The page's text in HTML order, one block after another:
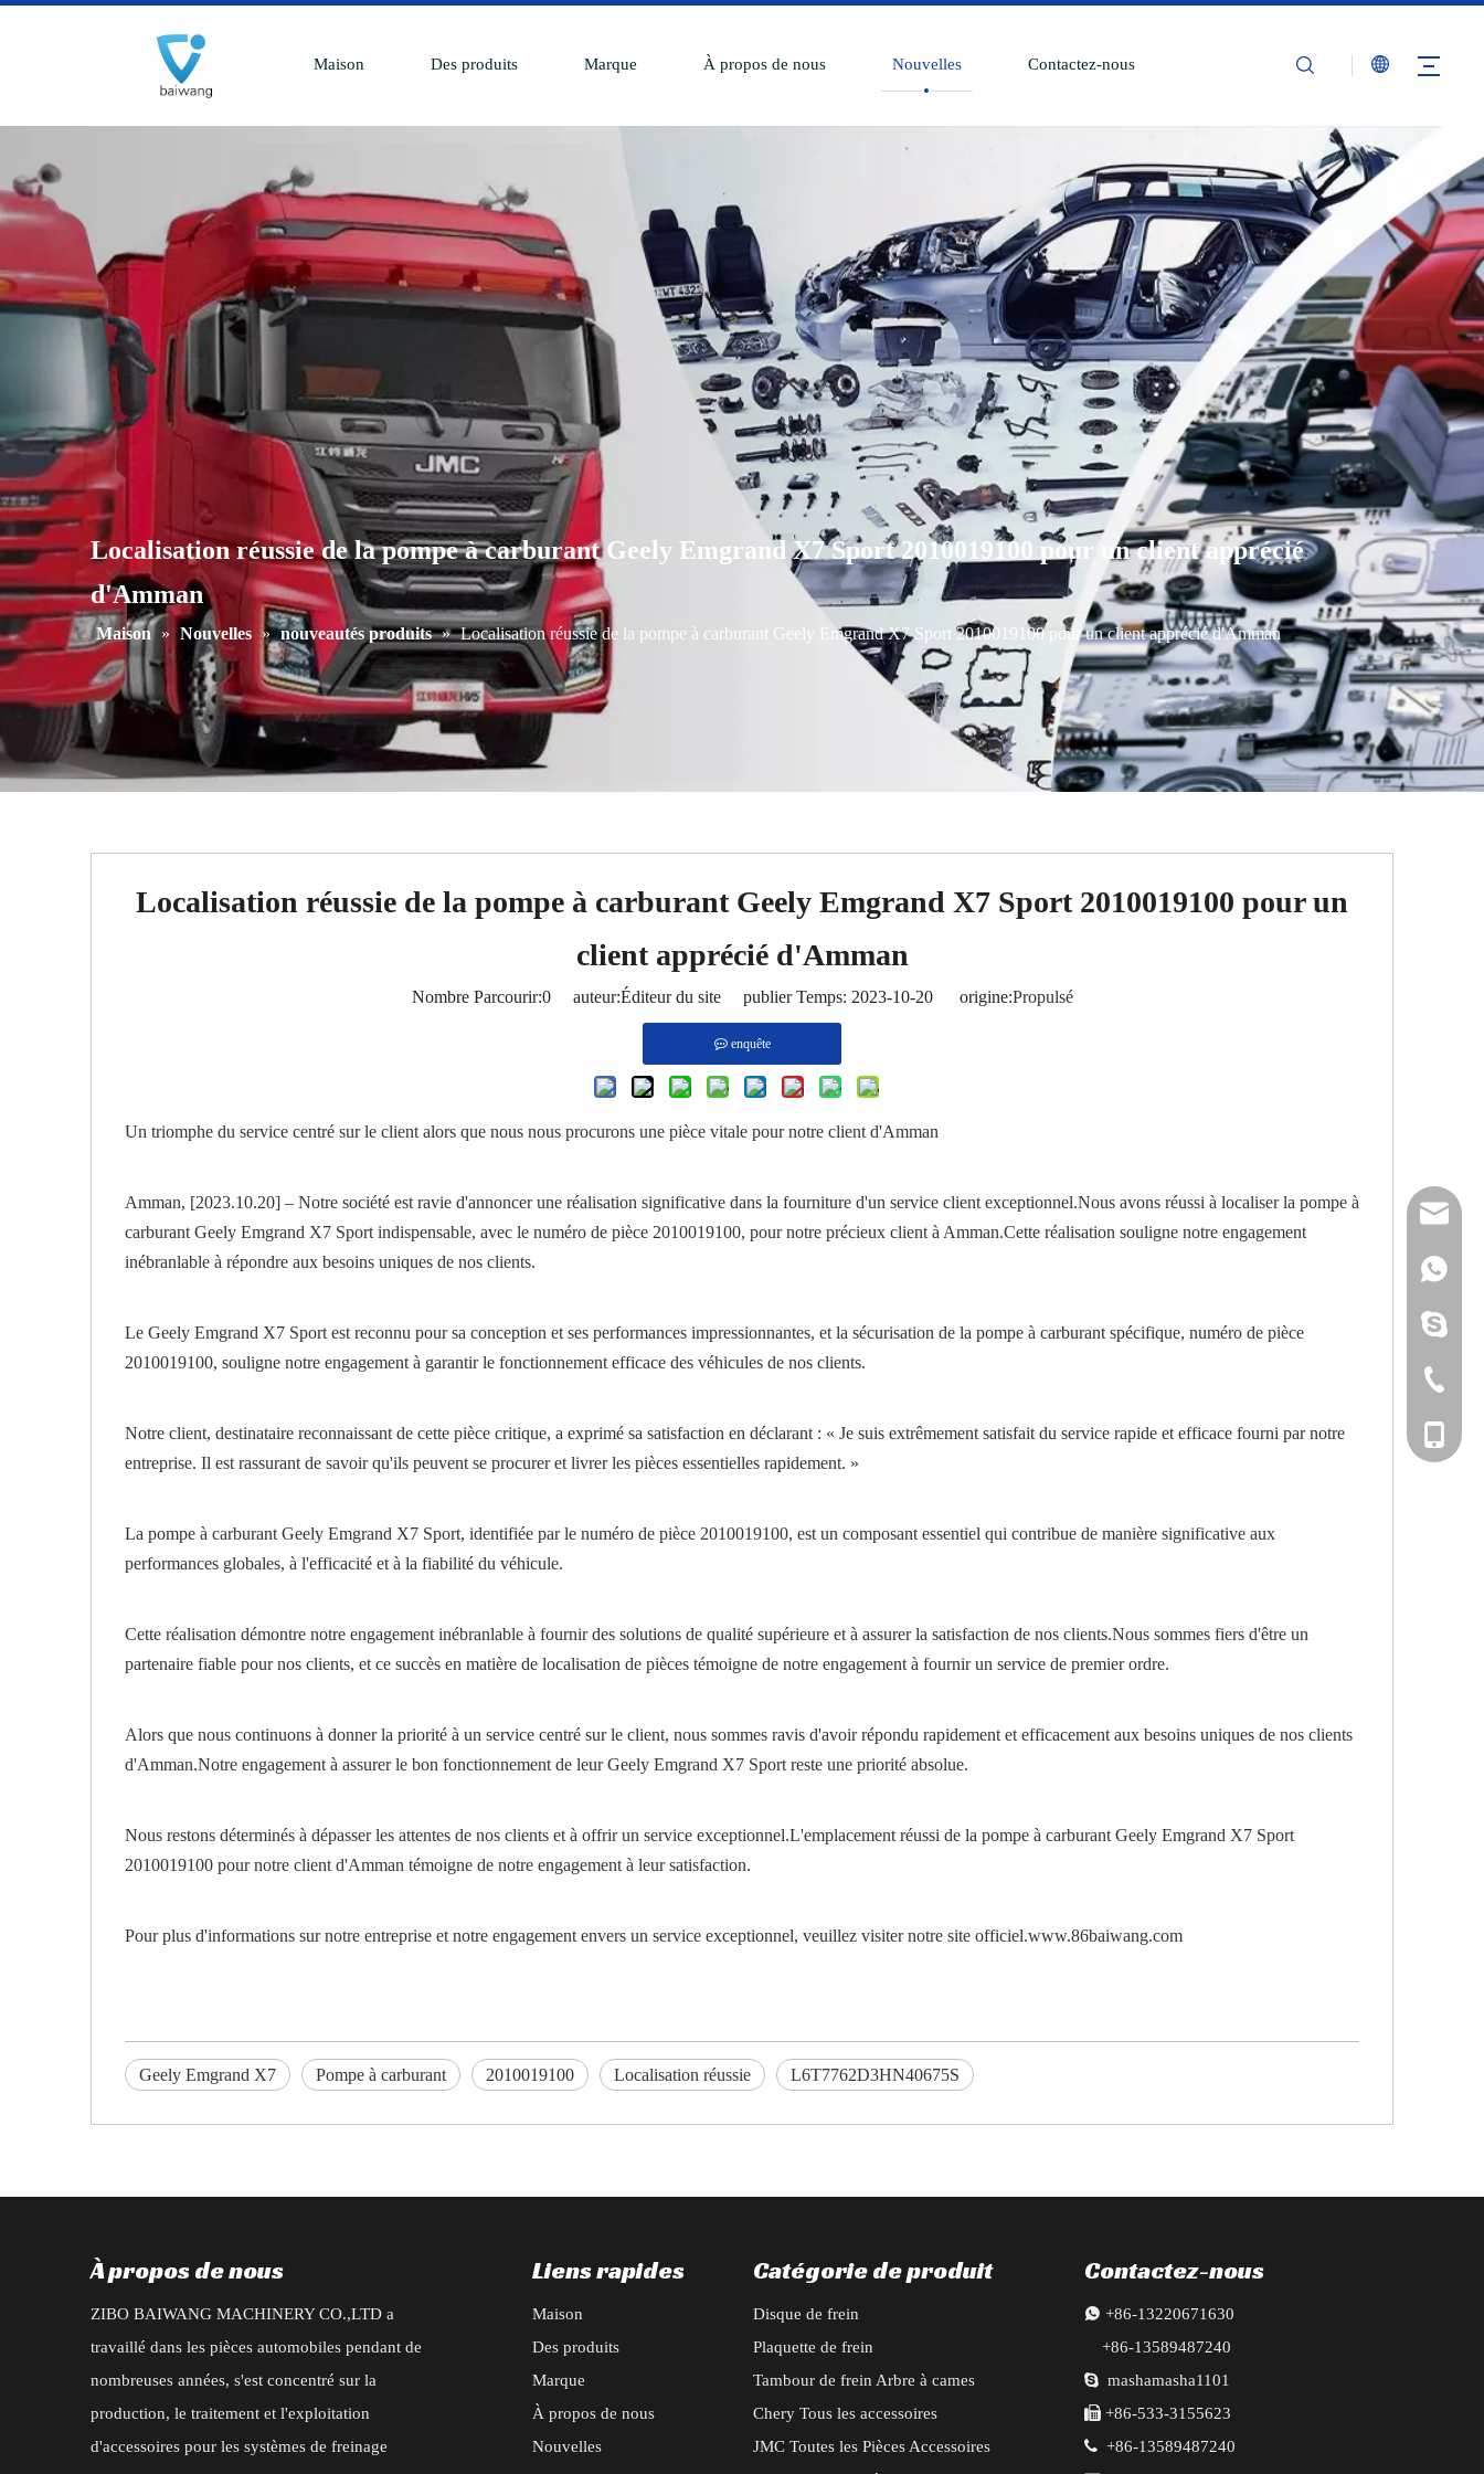
Maison Des produits Marque À propos de nous Nouvelles Contactez-nous
Localisation réussie de la pompe à carburant Geely Emgrand X7 Sport 2010019100 pour un client apprécié
d'Amman
Maison » Nouvelles » nouveautés produits » Localisation réussie de la pompe à carburant Geely Emgrand X7 Sport 2010019100 pour un client apprécié d'Amman
Localisation réussie de la pompe à carburant Geely Emgrand X7 Sport 2010019100 pour un
client apprécié d'Amman
Nombre Parcourir:0auteur:Éditeur du site publier Temps: 2023-10-20 origine:Propulsé
enquête
Un triomphe du service centré sur le client alors que nous nous procurons une pièce vitale pour notre client d'Amman
Amman, [2023.10.20] – Notre société est ravie d'annoncer une réalisation significative dans la fourniture d'un service client exceptionnel.Nous avons réussi à localiser la pompe à
carburant Geely Emgrand X7 Sport indispensable, avec le numéro de pièce 2010019100, pour notre précieux client à Amman.Cette réalisation souligne notre engagement
inébranlable à répondre aux besoins uniques de nos clients.
Le Geely Emgrand X7 Sport est reconnu pour sa conception et ses performances impressionnantes, et la sécurisation de la pompe à carburant spécifique, numéro de pièce
2010019100, souligne notre engagement à garantir le fonctionnement efficace des véhicules de nos clients.
Notre client, destinataire reconnaissant de cette pièce critique, a exprimé sa satisfaction en déclarant : « Je suis extrêmement satisfait du service rapide et efficace fourni par notre
entreprise. Il est rassurant de savoir qu'ils peuvent se procurer et livrer les pièces essentielles rapidement. »
La pompe à carburant Geely Emgrand X7 Sport, identifiée par le numéro de pièce 2010019100, est un composant essentiel qui contribue de manière significative aux
performances globales, à l'efficacité et à la fiabilité du véhicule.
Cette réalisation démontre notre engagement inébranlable à fournir des solutions de qualité supérieure et à assurer la satisfaction de nos clients.Nous sommes fiers d'être un
partenaire fiable pour nos clients, et ce succès en matière de localisation de pièces témoigne de notre engagement à fournir un service de premier ordre.
Alors que nous continuons à donner la priorité à un service centré sur le client, nous sommes ravis d'avoir répondu rapidement et efficacement aux besoins uniques de nos clients
d'Amman.Notre engagement à assurer le bon fonctionnement de leur Geely Emgrand X7 Sport reste une priorité absolue.
Nous restons déterminés à dépasser les attentes de nos clients et à offrir un service exceptionnel.L'emplacement réussi de la pompe à carburant Geely Emgrand X7 Sport
2010019100 pour notre client d'Amman témoigne de notre engagement à leur satisfaction.
Pour plus d'informations sur notre entreprise et notre engagement envers un service exceptionnel, veuillez visiter notre site officiel.www.86baiwang.com
Geely Emgrand X7 Pompe à carburant 2010019100 Localisation réussie L6T7762D3HN40675S
À propos de nous
ZIBO BAIWANG MACHINERY CO.,LTD a
travaillé dans les pièces automobiles pendant de
nombreuses années, s'est concentré sur la
production, le traitement et l'exploitation
d'accessoires pour les systèmes de freinage
Liens rapides
Maison
Des produits
Marque
À propos de nous
Nouvelles
Catégorie de produit
Disque de frein
Plaquette de frein
Tambour de frein Arbre à cames
Chery Tous les accessoires
JMC Toutes les Pièces Accessoires
+86-
Contactez-nous
 +86-13220671630
+86-13589487240
 mashamasha1101
 +86-533-3155623
 +86-13589487240